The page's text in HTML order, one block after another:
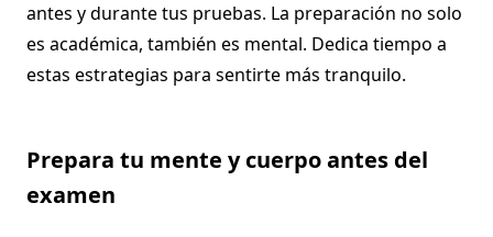
antes y durante tus pruebas. La preparación no solo
es académica, también es mental. Dedica tiempo a
estas estrategias para sentirte más tranquilo.
Prepara tu mente y cuerpo antes del
examen